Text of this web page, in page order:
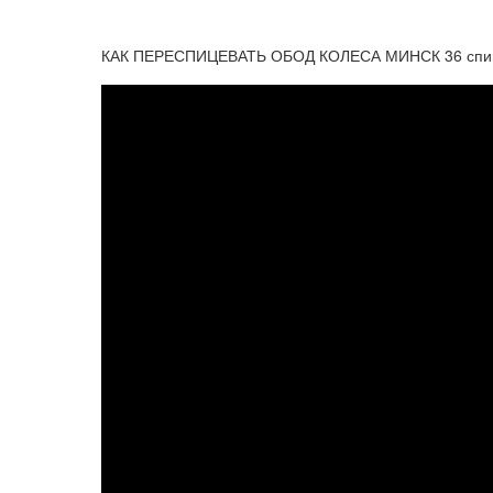
КАК ПЕРЕСПИЦЕВАТЬ ОБОД КОЛЕСА МИНСК 36